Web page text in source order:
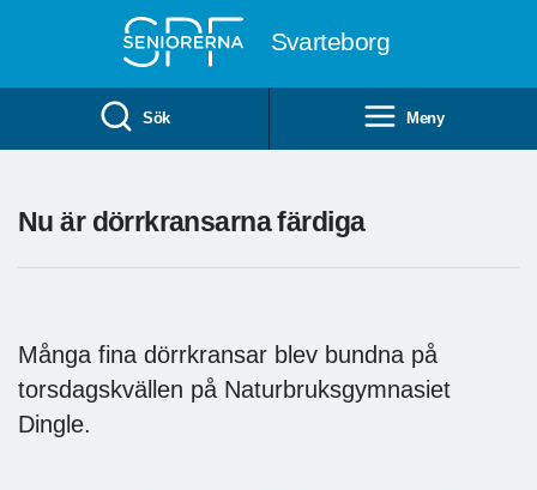
Svarteborg
Sök Meny
Nu är dörrkransarna färdiga
Många fina dörrkransar blev bundna på
torsdagskvällen på Naturbruksgymnasiet
Dingle.